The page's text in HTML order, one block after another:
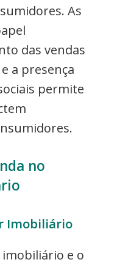
As
das vendas
a presença
permite
no
Imobiliário
e o